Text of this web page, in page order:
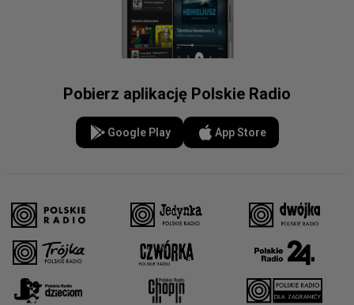
Pobierz aplikację Polskie Radio
Google Play App Store